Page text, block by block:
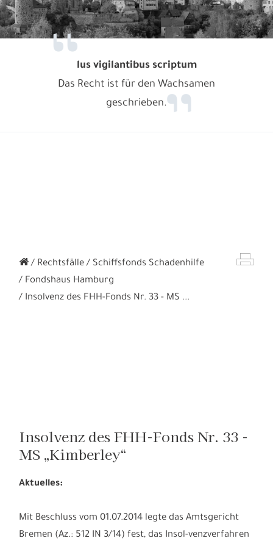
lus vigilantibus scriptum
Das Recht ist für den Wachsamen
geschrieben.
Rechtsfälle
Schiffsfonds Schadenhilfe
Fondshaus Hamburg
Insolvenz des FHH-Fonds Nr. 33 - MS ...
Insolvenz des FHH-Fonds Nr. 33 -
MS „Kimberley“
Aktuelles:
Mit Beschluss vom 01.07.2014 legte das Amtsgericht
Bremen (Az.: 512 IN 3/14) fest, das Insol-venzverfahren